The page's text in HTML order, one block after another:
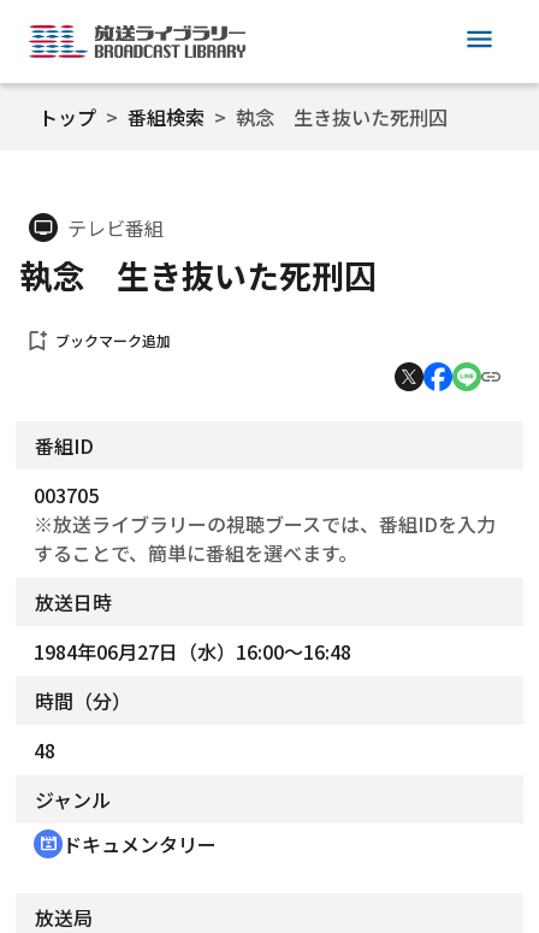
menu
トップ 番組検索 執念 生き抜いた死刑囚
tv テレビ番組
執念 生き抜いた死刑囚
bookmark_add ブックマーク追加
番組ID
003705
※放送ライブラリーの視聴ブースでは、番組IDを入力
することで、簡単に番組を選べます。
放送日時
1984年06月27日（水）16:00～16:48
時間（分）
48
ジャンル
cinematic_blur ドキュメンタリー
放送局